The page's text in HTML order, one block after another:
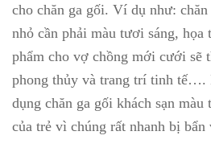
cho chăn ga gối. Ví dụ như:
nhỏ cần phải màu tươi sáng, họa
phẩm cho vợ chồng mới cưới sẽ
phong thủy và trang trí tinh tế….
dụng chăn ga gối khách sạn màu
của trẻ vì chúng rất nhanh bị bẩn